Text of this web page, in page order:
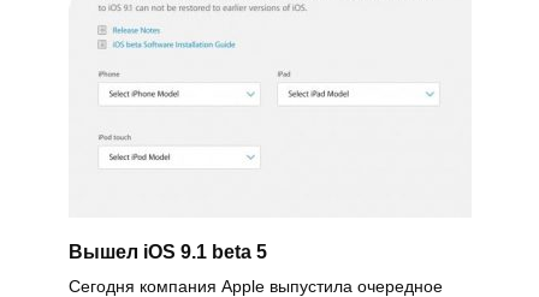
Вышел iOS 9.1 beta 5
Сегодня компания Apple выпустила очередное